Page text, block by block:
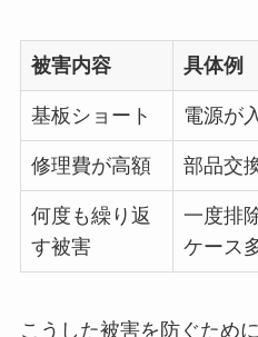
被害内容 具体例
基板ショート 電源が
修理費が高額 部品交
何度も繰り返
す被害
一度排
ケース
こうした被害を防ぐため